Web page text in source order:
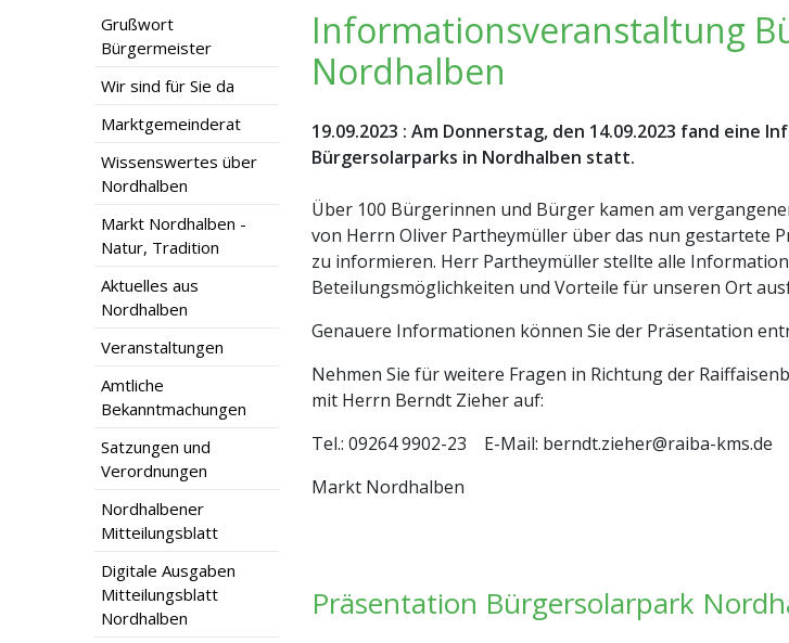
Grußwort
Bürgermeister
Wir sind für Sie da
Marktgemeinderat
Wissenswertes über
Nordhalben
Markt Nordhalben -
Natur, Tradition
Aktuelles aus
Nordhalben
Veranstaltungen
Amtliche
Bekanntmachungen
Satzungen und
Verordnungen
Nordhalbener
Mitteilungsblatt
Digitale Ausgaben
Mitteilungsblatt
Nordhalben
Informationsveranstaltung
Nordhalben
19.09.2023 : Am Donnerstag, den 14.09.2023 fand eine
Bürgersolarparks in Nordhalben statt.
Über 100 Bürgerinnen und Bürger kamen am
von Herrn Oliver Partheymüller über das nun gestartete
zu informieren. Herr Partheymüller stellte alle
Beteilungsmöglichkeiten und Vorteile für unseren Ort
Genauere Informationen können Sie der Präsentation
Nehmen Sie für weitere Fragen in Richtung der
mit Herrn Berndt Zieher auf:
Tel.: 09264 9902-23 E-Mail: berndt.zieher@raiba-kms.de
Markt Nordhalben
Präsentation Bürgersolarpark